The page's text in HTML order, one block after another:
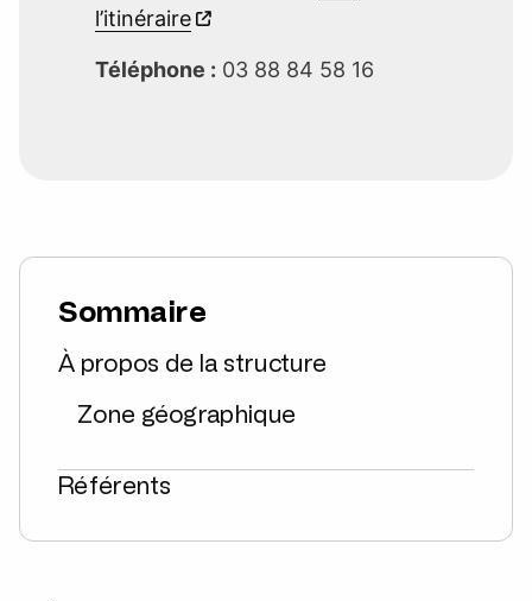
l’itinéraire
Téléphone : 03 88 84 58 16
Sommaire
À propos de la structure
Zone géographique
Référents